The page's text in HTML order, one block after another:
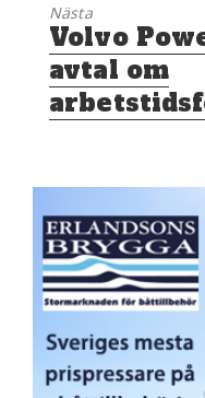
Nästa
Nästa
inlägg:
Volvo
avtal om